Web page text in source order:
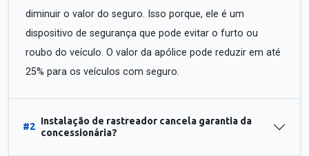
diminuir o valor do seguro. Isso porque, ele é um
dispositivo de segurança que pode evitar o furto ou
roubo do veículo. O valor da apólice pode reduzir em até
25% para os veículos com seguro.
#2
Instalação de rastreador cancela garantia da
concessionária?